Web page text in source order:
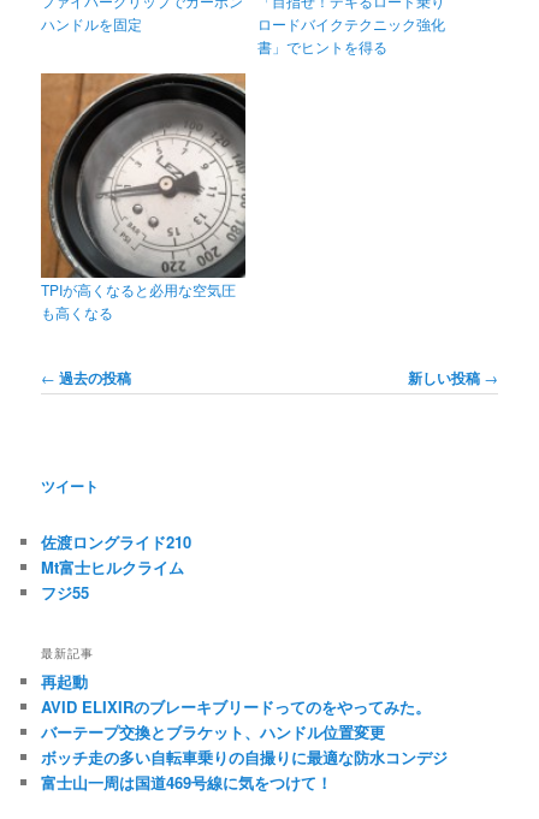
ハンドルを固定
ロードバイクテクニック強化
書」でヒントを得る
TPIが高くなると必用な空気圧
も高くなる
投
稿
ー
ョ
ン
← 過去の投稿 新しい投稿 →
ツイート
佐渡ロングライド210
Mt富士ヒルクライム
フジ55
最新記事
再起動
AVID ELIXIRのブレーキブリードってのをやってみた。
バーテープ交換とブラケット、ハンドル位置変更
ボッチ走の多い自転車乗りの自撮りに最適な防水コンデジ
富士山一周は国道469号線に気をつけて！